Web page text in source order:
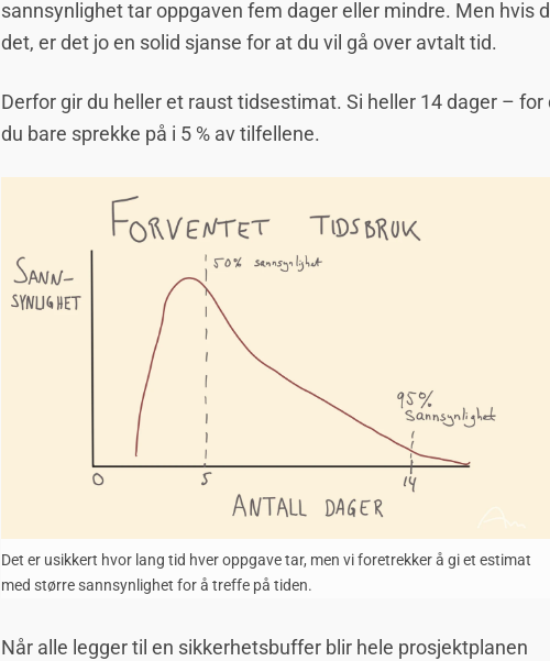
sannsynlighet tar oppgaven fem dager eller mindre. Men hvis
det, er det jo en solid sjanse for at du vil gå over avtalt tid.
Derfor gir du heller et raust tidsestimat. Si heller 14 dager – for
du bare sprekke på i 5 % av tilfellene.
Det er usikkert hvor lang tid hver oppgave tar, men vi foretrekker å gi et estimat
med større sannsynlighet for å treffe på tiden.
Når alle legger til en sikkerhetsbuffer blir hele prosjektplanen